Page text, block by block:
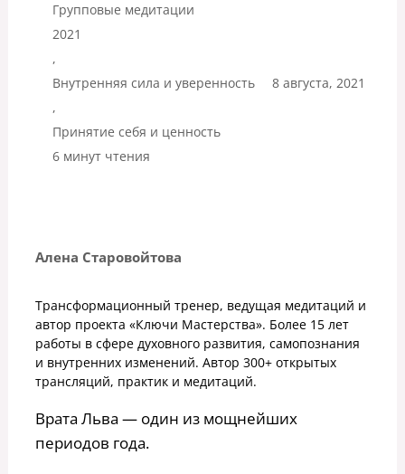
Групповые медитации
2021
,
Внутренняя сила и уверенность
,
Принятие себя и ценность
8 августа, 2021
6 минут чтения
Алена Старовойтова
Трансформационный тренер, ведущая медитаций и
автор проекта «Ключи Мастерства». Более 15 лет
работы в сфере духовного развития, самопознания
и внутренних изменений. Автор 300+ открытых
трансляций, практик и медитаций.
Врата Льва — один из мощнейших
периодов года.